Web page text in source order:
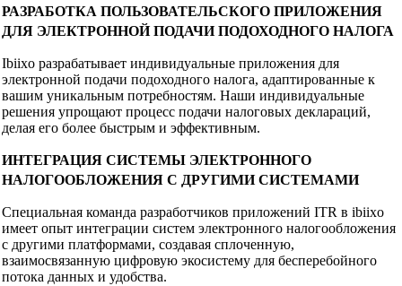
РАЗРАБОТКА ПОЛЬЗОВАТЕЛЬСКОГО ПРИЛОЖЕНИЯ
ДЛЯ ЭЛЕКТРОННОЙ ПОДАЧИ ПОДОХОДНОГО НАЛОГА
Ibiixo разрабатывает индивидуальные приложения для
электронной подачи подоходного налога, адаптированные к
вашим уникальным потребностям. Наши индивидуальные
решения упрощают процесс подачи налоговых деклараций,
делая его более быстрым и эффективным.
ИНТЕГРАЦИЯ СИСТЕМЫ ЭЛЕКТРОННОГО
НАЛОГООБЛОЖЕНИЯ С ДРУГИМИ СИСТЕМАМИ
Специальная команда разработчиков приложений ITR в ibiixo
имеет опыт интеграции систем электронного налогообложения
с другими платформами, создавая сплоченную,
взаимосвязанную цифровую экосистему для бесперебойного
потока данных и удобства.